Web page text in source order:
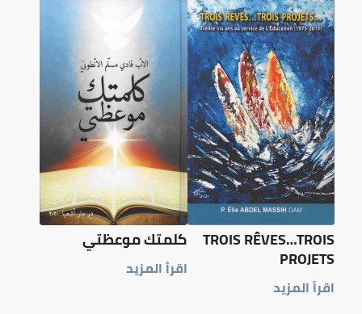
TROIS RÊVES…TROIS
PROJETS
اقرأ المزيد
كلمتك موعظتي
اقرأ المزيد